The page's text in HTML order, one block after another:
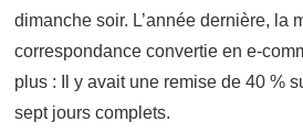
dimanche soir. L’année dernière, la
correspondance convertie en e-
plus : Il y avait une remise de 40 %
sept jours complets.